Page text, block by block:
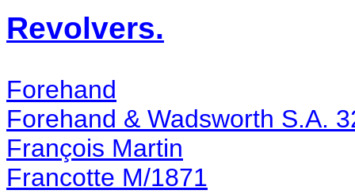
Revolvers.
Forehand
Forehand & Wadsworth S.A.
François Martin
Francotte M/1871